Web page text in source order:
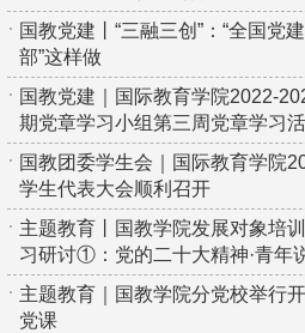
国教党建丨“三融三创”：“全国党
部”这样做
国教党建｜国际教育学院2022-
期党章学习小组第三周党章学习
国教团委学生会｜国际教育学院
学生代表大会顺利召开
主题教育丨国教学院发展对象培
习研讨①：党的二十大精神·青年
主题教育｜国教学院分党校举行
党课